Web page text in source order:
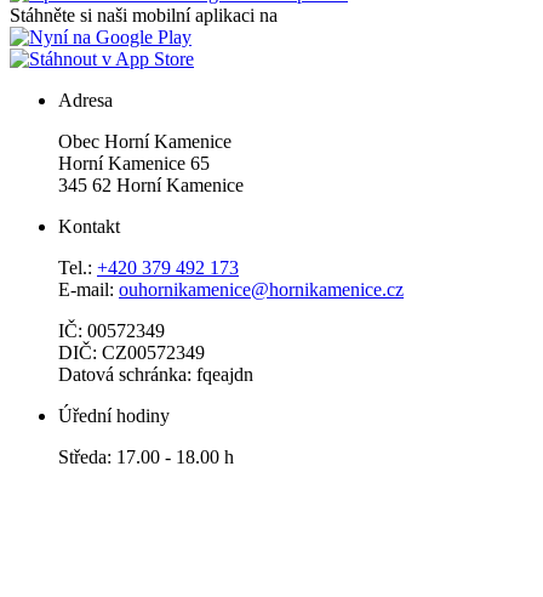
Stáhněte si naši mobilní aplikaci na
Adresa
Obec Horní Kamenice
Horní Kamenice 65
345 62 Horní Kamenice
Kontakt
Tel.: +420 379 492 173
E-mail: ouhornikamenice@hornikamenice.cz
IČ: 00572349
DIČ: CZ00572349
Datová schránka: fqeajdn
Úřední hodiny
Středa: 17.00 - 18.00 h